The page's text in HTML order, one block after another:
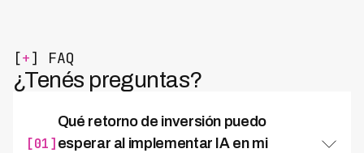
[+] FAQ
¿Tenés preguntas?
[01]
Qué retorno de inversión puedo
esperar al implementar IA en mi